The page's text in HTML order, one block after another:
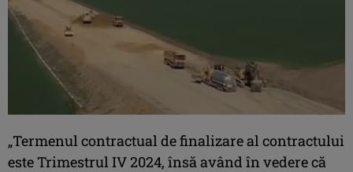
„Termenul contractual de finalizare al contractului
este Trimestrul IV 2024, însă având în vedere că